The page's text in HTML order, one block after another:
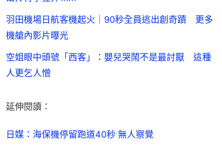
羽田機場日航客機起火｜90秒全員逃出創奇蹟 更多
機艙內影片曝光
空姐眼中頭號「西客」：嬰兒哭鬧不是最討厭 這種
人更乞人憎
延伸閱讀：
日媒：海保機停留跑道40秒 無人察覺